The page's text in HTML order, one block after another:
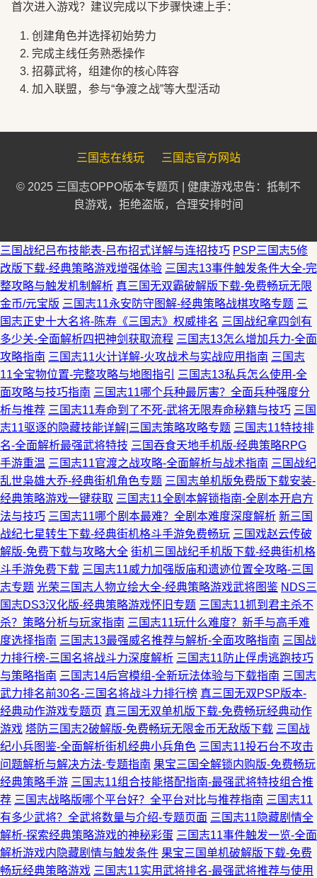
首次进入游戏？建议完成以下步骤快速上手：
创建角色并选择初始势力
完成主线任务熟悉操作
招募武将，组建你的核心阵容
加入联盟，参与“争渡之战”等大型活动
三国志在线玩 三国志官方网站
© 2025 三国志OPPO版本专题页 | 健康游戏忠告：抵制不
良游戏，拒绝盗版，合理安排时间
三国战纪吕布技能表-吕布招式详解与连招技巧 PSP三国志5修
改版下载-经典策略游戏增强体验 三国志13事件触发条件大全-完
整攻略与触发机制解析 真三国无双霸破解版下载-免费畅玩无限
金币/元宝版 三国志11永安防守图解-经典策略战棋攻略专题 三
国志正史十大名将-陈寿《三国志》权威排名 三国战纪拿四剑有
多少关-全面解析四把神剑获取流程 三国志13怎么增加兵力-全面
攻略指南 三国志11火计详解-火攻战术与实战应用指南 三国志
11全宝物位置-完整攻略与地图指引
三国志13私兵怎么使用-全
面攻略与技巧指南 三国志11哪个兵种最厉害？全面兵种强度分
析与推荐 三国志11寿命到了不死-武将无限寿命秘籍与技巧 三国
志11驱逐的隐藏技能详解|三国志策略攻略专题 三国志11特技排
名-全面解析最强武将特技 三国吞食天地手机版-经典策略RPG
手游重温 三国志11官渡之战攻略-全面解析与战术指南 三国战纪
乱世枭雄大乔-经典街机角色专题 三国志单机版免费版下载安装-
经典策略游戏一键获取 三国志11全剧本解锁指南-全剧本开启方
法与技巧 三国志11哪个剧本最难？全剧本难度深度解析 新三国
战纪七星转生下载-经典街机格斗手游免费畅玩 三国戏赵云传破
解版-免费下载与攻略大全 街机三国战纪手机版下载-经典街机格
斗手游免费下载 三国志11威力加强版庙和遗迹位置全攻略-三国
志专题 光荣三国志人物立绘大全-经典策略游戏武将图鉴 NDS三
国志DS3汉化版-经典策略游戏怀旧专题 三国志11抓到君主杀不
杀？策略分析与玩家指南 三国志11玩什么难度？新手与高手难
度选择指南 三国志13最强威名推荐与解析-全面攻略指南 三国战
力排行榜-三国名将战斗力深度解析 三国志11防止俘虏逃跑技巧
与策略指南 三国志14后宫模组-全新玩法体验与下载指南 三国志
武力排名前30名-三国名将战斗力排行榜 真三国无双PSP版本-
经典动作游戏专题页 真三国无双单机版下载-免费畅玩经典动作
游戏 塔防三国志2破解版-免费畅玩无限金币无敌版下载 三国战
纪小兵图鉴-全面解析街机经典小兵角色 三国志11投石台不攻击
问题解析与解决方法-专题指南 果宝三国全解锁内购版-免费畅玩
经典策略手游 三国志11组合技能搭配指南-最强武将特技组合推
荐 三国志战略版哪个平台好？全平台对比与推荐指南 三国志11
有多少武将？全武将数量与介绍-专题页面 三国志11隐藏剧情全
解析-探索经典策略游戏的神秘彩蛋 三国志11事件触发一览-全面
解析游戏内隐藏剧情与触发条件 果宝三国单机破解版下载-免费
畅玩经典策略游戏 三国志11实用武将排名-最强武将推荐与使用